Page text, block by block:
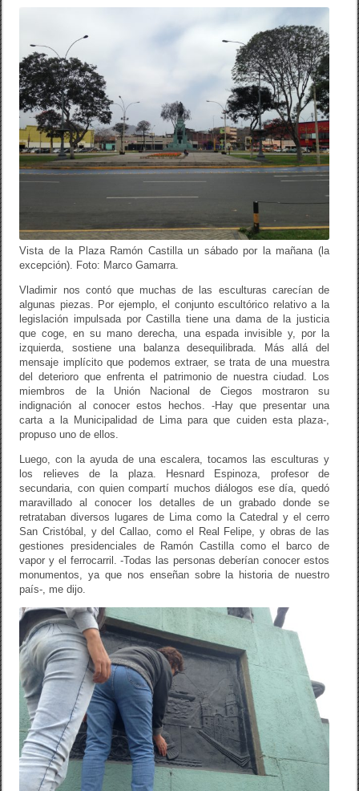
Vista de la Plaza Ramón Castilla un sábado por la mañana (la
excepción). Foto: Marco Gamarra.
Vladimir nos contó que muchas de las esculturas carecían de
algunas piezas. Por ejemplo, el conjunto escultórico relativo a la
legislación impulsada por Castilla tiene una dama de la justicia
que coge, en su mano derecha, una espada invisible y, por la
izquierda, sostiene una balanza desequilibrada. Más allá del
mensaje implícito que podemos extraer, se trata de una muestra
del deterioro que enfrenta el patrimonio de nuestra ciudad. Los
miembros de la Unión Nacional de Ciegos mostraron su
indignación al conocer estos hechos. -Hay que presentar una
carta a la Municipalidad de Lima para que cuiden esta plaza-,
propuso uno de ellos.
Luego, con la ayuda de una escalera, tocamos las esculturas y
los relieves de la plaza. Hesnard Espinoza, profesor de
secundaria, con quien compartí muchos diálogos ese día, quedó
maravillado al conocer los detalles de un grabado donde se
retrataban diversos lugares de Lima como la Catedral y el cerro
San Cristóbal, y del Callao, como el Real Felipe, y obras de las
gestiones presidenciales de Ramón Castilla como el barco de
vapor y el ferrocarril. -Todas las personas deberían conocer estos
monumentos, ya que nos enseñan sobre la historia de nuestro
país-, me dijo.